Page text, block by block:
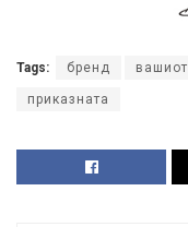
Tags: бренд вашиот
приказната